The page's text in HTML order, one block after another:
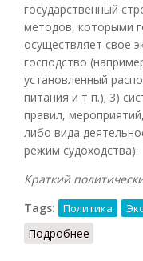
государственный
методов, которыми
осуществляет свое
господство
установленный
питания и т п.); 3)
правил,
либо вида
режим судоходства).
Краткий
Tags:
Политика
Подробнее